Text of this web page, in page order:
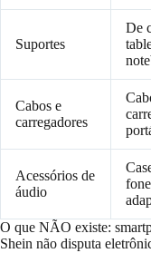
Suportes
De
Cabos e
carregadores
Acessórios de
áudio
O que NÃO existe:
Shein não disputa